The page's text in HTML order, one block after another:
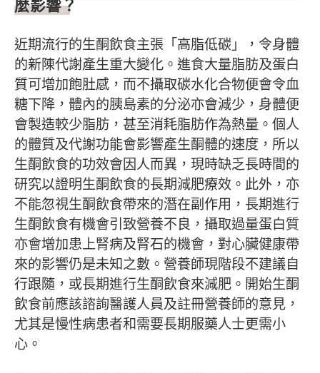
麼影響？
近期流行的生酮飲食主張「高脂低碳」，令身體
的新陳代謝產生重大變化。進食大量脂肪及蛋白
質可增加飽肚感，而不攝取碳水化合物便會令血
糖下降，體內的胰島素的分泌亦會減少，身體便
會製造較少脂肪，甚至消耗脂肪作為熱量。個人
的體質及代謝功能會影響產生酮體的速度，所以
生酮飲食的功效會因人而異，現時缺乏長時間的
研究以證明生酮飲食的長期減肥療效。此外，亦
不能忽視生酮飲食帶來的潛在副作用，長期進行
生酮飲食有機會引致營養不良，攝取過量蛋白質
亦會增加患上腎病及腎石的機會，對心臟健康帶
來的影響仍是未知之數。營養師現階段不建議自
行跟隨，或長期進行生酮飲食來減肥。開始生酮
飲食前應該諮詢醫護人員及註冊營養師的意見，
尤其是慢性病患者和需要長期服藥人士更需小
心。